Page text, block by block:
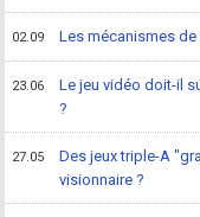
02.09 Les mécanismes
23.06
Le jeu vidéo doit-il
?
27.05
Des jeux triple-A
visionnaire ?